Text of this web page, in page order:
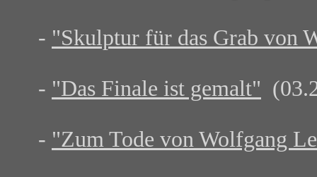
- "Skulptur für das Grab von
- "Das Finale ist gemalt"
- "Zum Tode von Wolfgang